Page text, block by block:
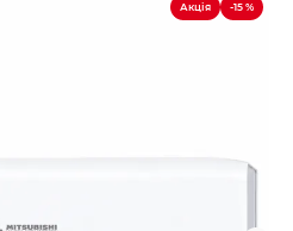
Акція -15 %